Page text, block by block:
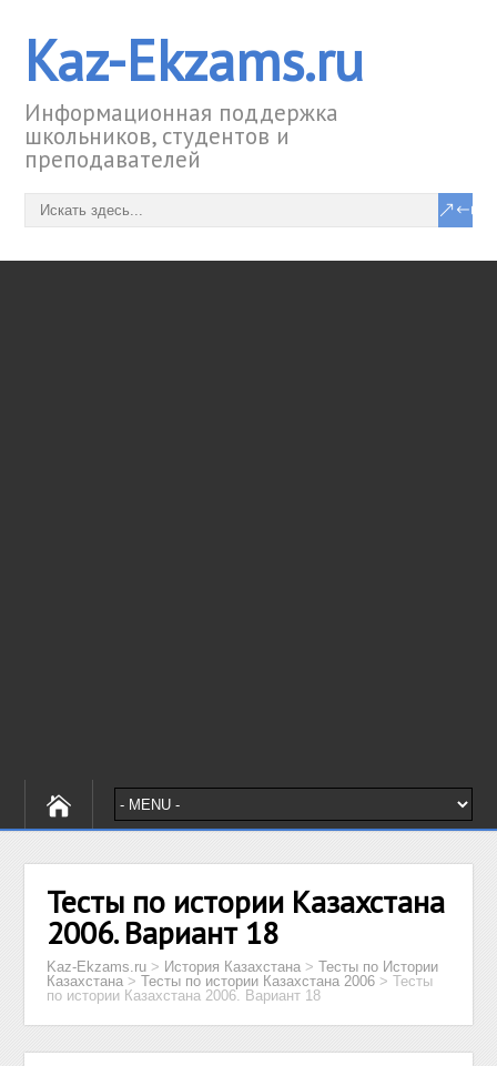
Kaz-Ekzams.ru
Информационная поддержка
школьников, студентов и
преподавателей
Тесты по истории Казахстана
2006. Вариант 18
Kaz-Ekzams.ru > История Казахстана >Тесты по Истории
Казахстана >Тесты по истории Казахстана 2006 >Тесты
по истории Казахстана 2006. Вариант 18